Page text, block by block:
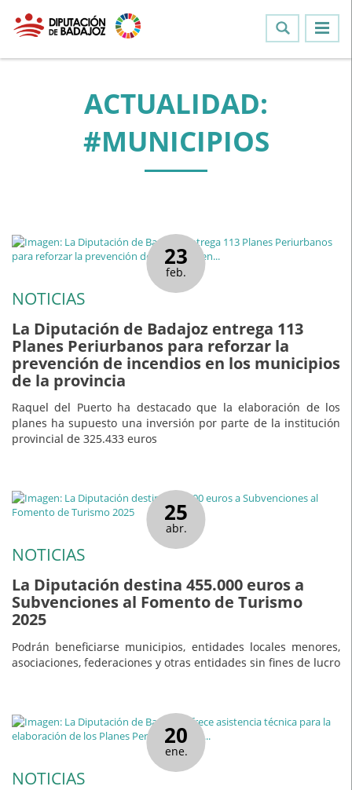
ACTUALIDAD:
#MUNICIPIOS
23
feb.
NOTICIAS
La Diputación de Badajoz entrega 113
Planes Periurbanos para reforzar la
prevención de incendios en los municipios
de la provincia
Raquel del Puerto ha destacado que la elaboración de los
planes ha supuesto una inversión por parte de la institución
provincial de 325.433 euros
25
abr.
NOTICIAS
La Diputación destina 455.000 euros a
Subvenciones al Fomento de Turismo
2025
Podrán beneficiarse municipios, entidades locales menores,
asociaciones, federaciones y otras entidades sin fines de lucro
20
ene.
NOTICIAS